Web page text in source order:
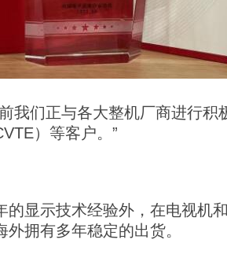
我们正与各大整机厂商进行
）等客户。”
的显示技术经验外，在电视机
拥有多年稳定的出货。